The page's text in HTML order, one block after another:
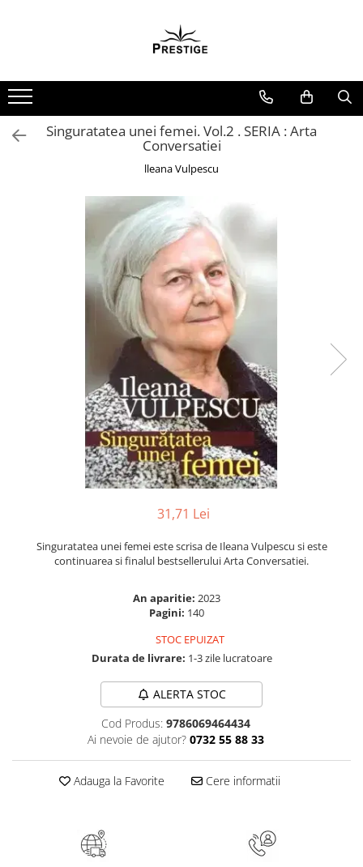
Noutati
Promotii
Pachete Speciale Carti
Spiritualitate - Ezoterism
Arte Divinatorii
Dezvoltare Spirituala
KidConnection
Parapsihologie
Crestinism
ScienceConnection
MedConnect
Medicina & Farmacie
Singuratatea unei femei. Vol.2 . SERIA : Arta
Conversatiei
lleana Vulpescu
31,71 Lei
Singuratatea unei femei este scrisa de Ileana Vulpescu si este
continuarea si finalul bestsellerului Arta Conversatiei.
An aparitie: 2023
Pagini: 140
STOC EPUIZAT
Durata de livrare: 1-3 zile lucratoare
ALERTA STOC
Cod Produs: 9786069464434
Ai nevoie de ajutor? 0732 55 88 33
Adauga la Favorite Cere informatii